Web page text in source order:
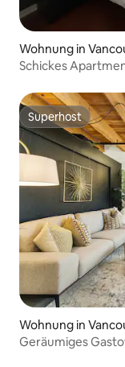
Wohnung in
Schickes
Superhost
Superhost
Wohnung in
Geräumiges